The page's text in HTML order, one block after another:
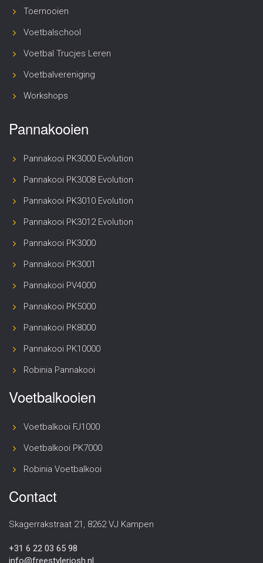
Toernooien
Voetbalschool
Voetbal Trucjes Leren
Voetbalvereniging
Workshops
Pannakooien
Pannakooi PK3000 Evolution
Pannakooi PK3008 Evolution
Pannakooi PK3010 Evolution
Pannakooi PK3012 Evolution
Pannakooi PK3000
Pannakooi PK3001
Pannakooi PV4000
Pannakooi PK5000
Pannakooi PK8000
Pannakooi PK10000
Robinia Pannakooi
Voetbalkooien
Voetbalkooi FJ1000
Voetbalkooi PK7000
Robinia Voetbalkooi
Contact
Skagerrakstraat 21, 8262 VJ Kampen
+31 6 22 03 65 98
info@freestylerjosh.nl